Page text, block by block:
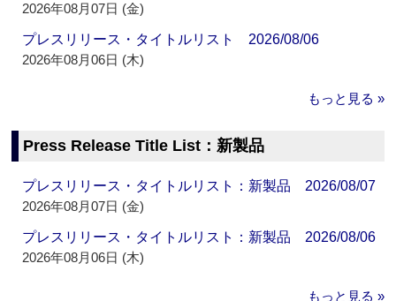
2026年08月07日 (金)
プレスリリース・タイトルリスト 2026/08/06
2026年08月06日 (木)
もっと見る »
Press Release Title List：新製品
プレスリリース・タイトルリスト：新製品 2026/08/07
2026年08月07日 (金)
プレスリリース・タイトルリスト：新製品 2026/08/06
2026年08月06日 (木)
もっと見る »